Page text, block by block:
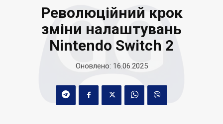
Революційний крок
зміни налаштувань
Nintendo Switch 2
Оновлено: 16.06.2025